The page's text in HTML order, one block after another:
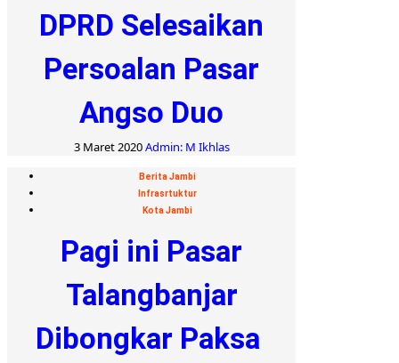
DPRD Selesaikan
Persoalan Pasar
Angso Duo
3 Maret 2020Admin: M Ikhlas
Berita Jambi
Infrasrtuktur
Kota Jambi
Pagi ini Pasar
Talangbanjar
Dibongkar Paksa